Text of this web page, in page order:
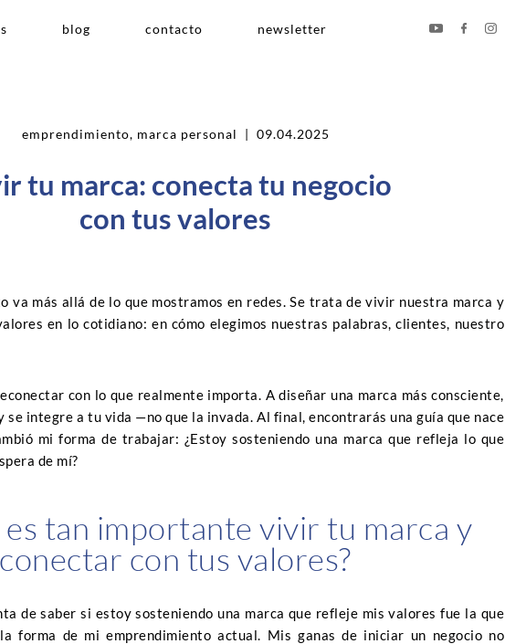
blog contacto newsletter
emprendimiento, marca personal | 09.04.2025
tu marca: conecta tu negocio
con tus valores
va más allá de lo que mostramos en redes. Se trata de vivir nuestra marca y
en lo cotidiano: en cómo elegimos nuestras palabras, clientes, nuestro
con lo que realmente importa. A diseñar una marca más consciente,
se integre a tu vida —no que la invada. Al final, encontrarás una guía que nace
mi forma de trabajar: ¿Estoy sosteniendo una marca que refleja lo que
de mí?
es tan importante vivir tu marca y
conectar con tus valores?
de saber si estoy sosteniendo una marca que refleje mis valores fue la que
forma de mi emprendimiento actual. Mis ganas de iniciar un negocio no